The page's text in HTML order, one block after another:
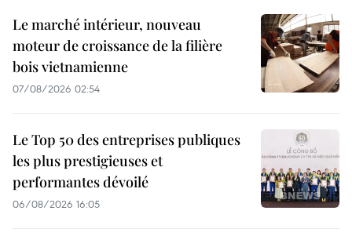
Le marché intérieur, nouveau
moteur de croissance de la filière
bois vietnamienne
07/08/2026 02:54
Le Top 50 des entreprises publiques
les plus prestigieuses et
performantes dévoilé
06/08/2026 16:05